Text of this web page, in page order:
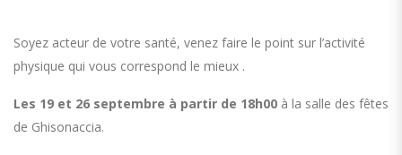
Soyez acteur de votre santé, venez faire le point sur l’activité
physique qui vous correspond le mieux .
Les 19 et 26 septembre à partir de 18h00 à la salle des fêtes
de Ghisonaccia.